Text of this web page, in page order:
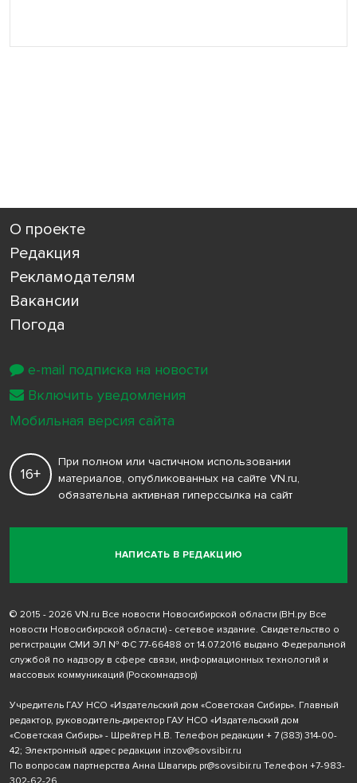
О проекте
Редакция
Рекламодателям
Вакансии
Погода
НАПИСАТЬ В РЕДАКЦИЮ
16+
При полном или частичном использовании
материалов, опубликованных на сайте VN.ru,
обязательна активная гиперссылка на сайт
© 2015 - 2026 VN.ru Все новости Новосибирской области (ВН.ру Все
новости Новосибирской области) - сетевое издание. Свидетельство о
регистрации СМИ ЭЛ № ФС 77-66488 от 14.07.2016 выдано Федеральной
службой по надзору в сфере связи, информационных технологий и
массовых коммуникаций (Роскомнадзор)
Учредитель ГАУ НСО «Издательский дом «Советская Сибирь». Главный
редактор, руководитель-директор ГАУ НСО «Издательский дом
«Советская Сибирь» - Шрейтер Н.В. Телефон редакции + 7 (383) 314-00-
42; Электронный адрес редакции inzov@sovsibir.ru
По вопросам партнерства Анна Швагирь pr@sovsibir.ru Телефон +7-983-
e-mail подписка на новости
Включить уведомления
Мобильная версия сайта